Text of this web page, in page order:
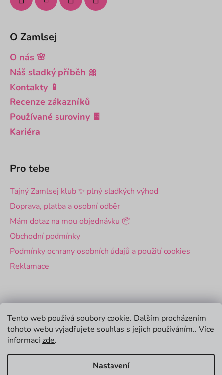
Tento web používá soubory cookie. Dalším procházením
tohoto webu vyjadřujete souhlas s jejich používáním.. Více
informací zde.
Nastavení
O Zamlsej
O nás 🌸
Náš sladký příběh 🎀
Kontakty 📱
Recenze zákazníků
Používané suroviny 🍫
Kariéra
Pro tebe
Tajný Zamlsej klub ✨ plný sladkých výhod
Doprava, platba a osobní odběr
Mám dotaz na mou objednávku 📦
Obchodní podmínky
Podmínky ochrany osobních údajů a použití cookies
Reklamace
Velkoobchod
Firemní dárky